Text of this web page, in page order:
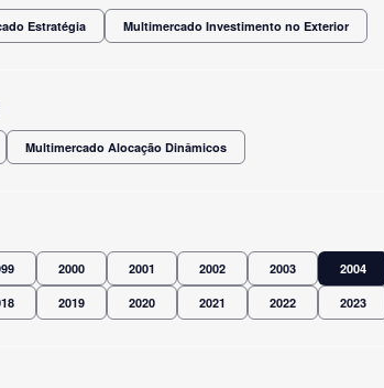
Estratégia Multimercado Investimento no Exterior
Multimercado Alocação Dinâmicos
2000 2001 2002 2003 2004
2019 2020 2021 2022 2023